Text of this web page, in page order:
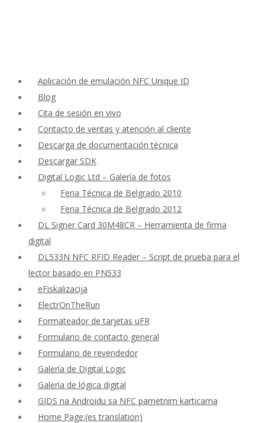
Aplicación de emulación NFC Unique ID
Blog
Cita de sesión en vivo
Contacto de ventas y atención al cliente
Descarga de documentación técnica
Descargar SDK
Digital Logic Ltd – Galería de fotos
Feria Técnica de Belgrado 2010
Feria Técnica de Belgrado 2012
DL Signer Card 30M48CR – Herramienta de firma
digital
DL533N NFC RFID Reader – Script de prueba para el
lector basado en PN533
eFiskalizacija
ElectrOnTheRun
Formateador de tarjetas uFR
Formulario de contacto general
Formulario de revendedor
Galería de Digital Logic
Galería de lógica digital
GIDS na Androidu sa NFC pametnim karticama
Home Page:(es translation)